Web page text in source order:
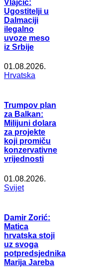
Vlajčić:
Ugostitelji u
Dalmaciji
ilegalno
uvoze meso
iz Srbije
01.08.2026.
Hrvatska
Trumpov plan
za Balkan:
Milijuni dolara
za projekte
koji promiču
konzervativne
vrijednosti
01.08.2026.
Svijet
Damir Zorić:
Matica
hrvatska stoji
uz svoga
potpredsjednika
Marija Jareba